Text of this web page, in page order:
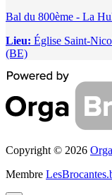
Bal du 800ème - La
Lieu: Église Saint-
(BE)
Copyright © 2026
Membre